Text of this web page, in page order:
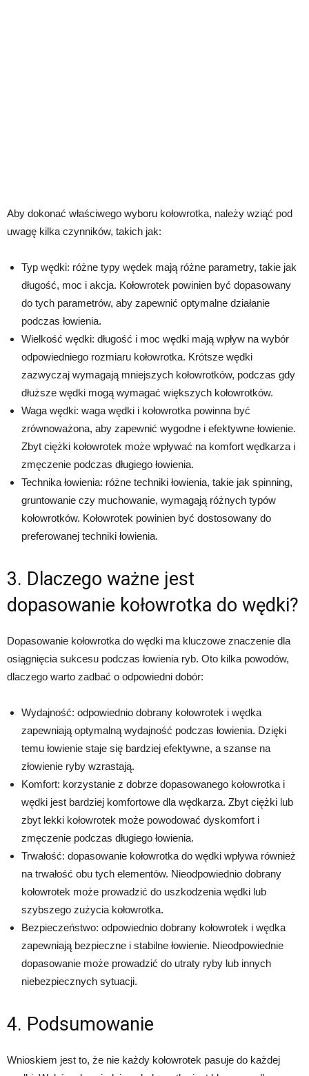
Aby dokonać właściwego wyboru kołowrotka, należy wziąć pod
uwagę kilka czynników, takich jak:
Typ wędki: różne typy wędek mają różne parametry, takie jak
długość, moc i akcja. Kołowrotek powinien być dopasowany
do tych parametrów, aby zapewnić optymalne działanie
podczas łowienia.
Wielkość wędki: długość i moc wędki mają wpływ na wybór
odpowiedniego rozmiaru kołowrotka. Krótsze wędki
zazwyczaj wymagają mniejszych kołowrotków, podczas gdy
dłuższe wędki mogą wymagać większych kołowrotków.
Waga wędki: waga wędki i kołowrotka powinna być
zrównoważona, aby zapewnić wygodne i efektywne łowienie.
Zbyt ciężki kołowrotek może wpływać na komfort wędkarza i
zmęczenie podczas długiego łowienia.
Technika łowienia: różne techniki łowienia, takie jak spinning,
gruntowanie czy muchowanie, wymagają różnych typów
kołowrotków. Kołowrotek powinien być dostosowany do
preferowanej techniki łowienia.
3. Dlaczego ważne jest
dopasowanie kołowrotka do wędki?
Dopasowanie kołowrotka do wędki ma kluczowe znaczenie dla
osiągnięcia sukcesu podczas łowienia ryb. Oto kilka powodów,
dlaczego warto zadbać o odpowiedni dobór:
Wydajność: odpowiednio dobrany kołowrotek i wędka
zapewniają optymalną wydajność podczas łowienia. Dzięki
temu łowienie staje się bardziej efektywne, a szanse na
złowienie ryby wzrastają.
Komfort: korzystanie z dobrze dopasowanego kołowrotka i
wędki jest bardziej komfortowe dla wędkarza. Zbyt ciężki lub
zbyt lekki kołowrotek może powodować dyskomfort i
zmęczenie podczas długiego łowienia.
Trwałość: dopasowanie kołowrotka do wędki wpływa również
na trwałość obu tych elementów. Nieodpowiednio dobrany
kołowrotek może prowadzić do uszkodzenia wędki lub
szybszego zużycia kołowrotka.
Bezpieczeństwo: odpowiednio dobrany kołowrotek i wędka
zapewniają bezpieczne i stabilne łowienie. Nieodpowiednie
dopasowanie może prowadzić do utraty ryby lub innych
niebezpiecznych sytuacji.
4. Podsumowanie
Wnioskiem jest to, że nie każdy kołowrotek pasuje do każdej